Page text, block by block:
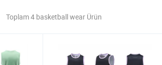
Toplam 4 basketball wear Ürün